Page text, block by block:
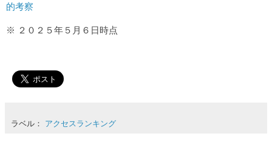
的考察
※ ２０２５年５月６日時点
ラベル： アクセスランキング